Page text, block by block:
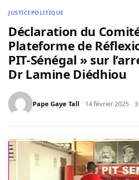
JUSTICEPOLITIQUE
Déclaration du
Plateforme de
PIT-Sénégal » sur
Dr Lamine Diédhiou
Pape Gaye Tall 14 février 2025